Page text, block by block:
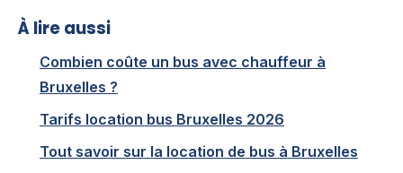
À lire aussi
Combien coûte un bus avec chauffeur à
Bruxelles ?
Tarifs location bus Bruxelles 2026
Tout savoir sur la location de bus à Bruxelles